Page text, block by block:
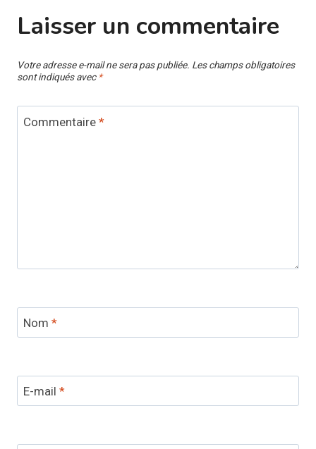
Laisser un commentaire
Votre adresse e-mail ne sera pas publiée. Les champs obligatoires
sont indiqués avec *
Commentaire *
Nom *
E-mail *